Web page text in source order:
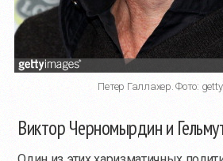
Петер Галлахер. Фото:
Виктор Черномырдин и